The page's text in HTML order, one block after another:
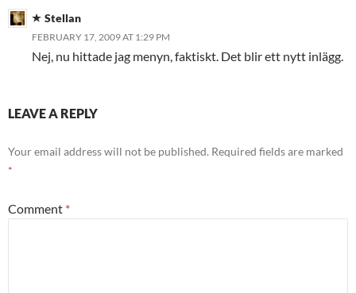
Stellan
FEBRUARY 17, 2009 AT 1:29 PM
Nej, nu hittade jag menyn, faktiskt. Det blir ett nytt inlägg.
LEAVE A REPLY
Your email address will not be published. Required fields are marked
*
Comment *